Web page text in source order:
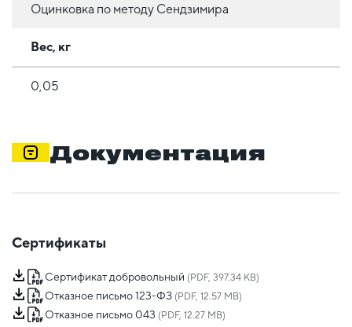
Оцинковка по методу Сендзимира
Вес, кг
0,05
Документация
Сертификаты
Сертификат добровольный (PDF, 397.34 KB)
Отказное письмо 123-ФЗ (PDF, 12.57 MB)
Отказное письмо 043 (PDF, 12.27 MB)